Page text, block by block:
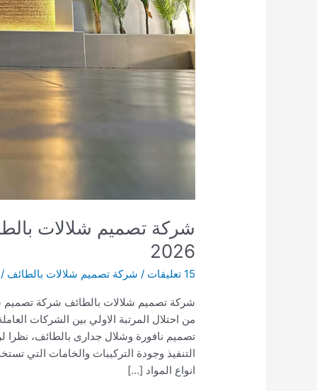
2026
15 تعليقات / شركة تصميم شلالات بالطائف /
شركة تصميم شلالات بالطائف شركة تصميم
من احتلال المرتبة الاولي بين الشركات
تصميم نافورة وشلال جدارى بالطائف، نظرا
التنفيذ وجودة التركيبات والخامات التي
انواع المواد […]